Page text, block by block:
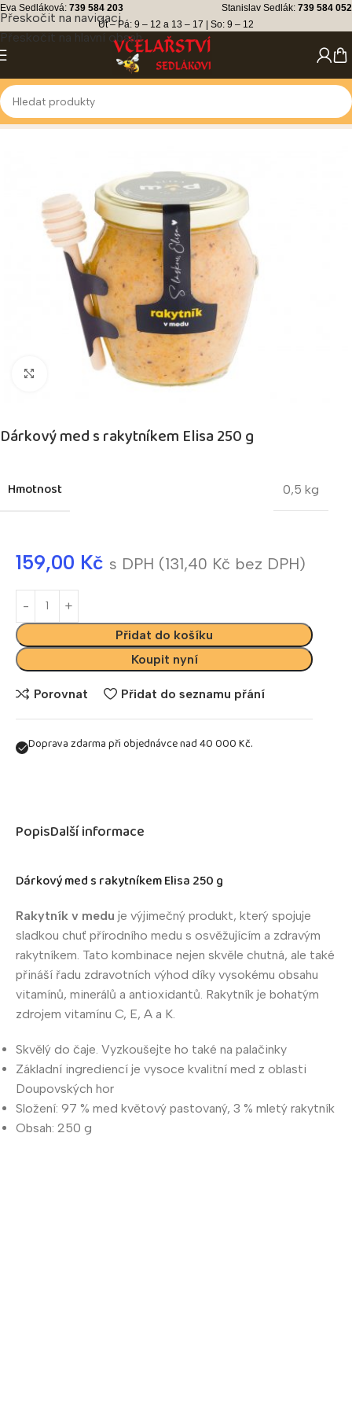
Přeskočit na navigaci
Přeskočit na hlavní obsah
Eva Sedláková: 739 584 203 Stanislav Sedlák: 739 584 052
Út – Pá: 9 – 12 a 13 – 17 | So: 9 – 12
Kliknutím zvětšíte
Dárkový med s rakytníkem Elisa 250 g
Hmotnost 0,5 kg
159,00 Kč s DPH (131,40 Kč bez DPH)
Přidat do košíku
Koupit nyní
Porovnat Přidat do seznamu přání
Doprava zdarma při objednávce nad 40 000 Kč.
PopisDalší informace
Dárkový med s rakytníkem Elisa 250 g
Rakytník v medu je výjimečný produkt, který spojuje
sladkou chuť přírodního medu s osvěžujícím a zdravým
rakytníkem. Tato kombinace nejen skvěle chutná, ale také
přináší řadu zdravotních výhod díky vysokému obsahu
vitamínů, minerálů a antioxidantů. Rakytník je bohatým
zdrojem vitamínu C, E, A a K.
Skvělý do čaje. Vyzkoušejte ho také na palačinky
Základní ingrediencí je vysoce kvalitní med z oblasti
Doupovských hor
Složení: 97 % med květový pastovaný, 3 % mletý rakytník
Obsah: 250 g